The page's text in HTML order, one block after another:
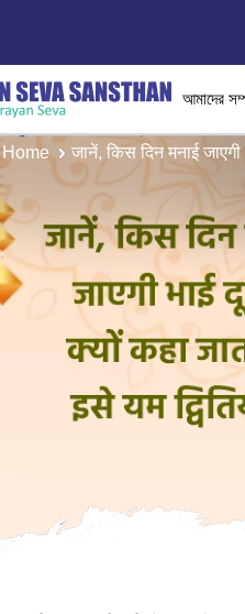
আমাদের
Home जानें, किस दिन मनाई